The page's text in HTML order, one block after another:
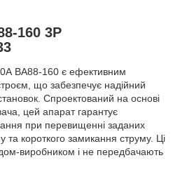
160 3Р
ВА88-160 є ефективним
що забезпечує надійний
Спроектований на основі
цей апарат гарантує
при перевищенні заданих
та короткого замикання струму. Ці
виробником і не передбачають